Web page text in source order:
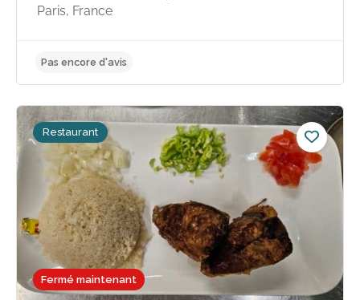
Paris, France
Pas encore d'avis
Fermé maintenant
Restaurant